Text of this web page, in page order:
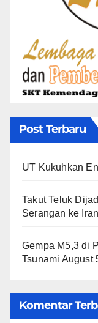
Post Terbaru
UT Kukuhkan
Takut Teluk
Serangan ke Iran
Gempa M5,3 di
Tsunami August
Komentar